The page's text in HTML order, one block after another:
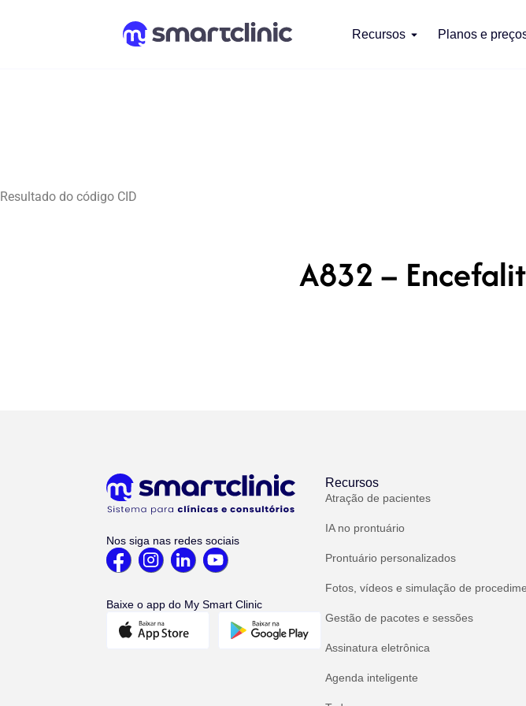
Recursos Planos e
Resultado do código CID
A832 –
Nos siga nas redes sociais
Baixe o app do My Smart Clinic
Recursos
Atração de pacientes
IA no prontuário
Prontuário personalizados
Fotos, vídeos e simulação de
Gestão de pacotes e sessões
Assinatura eletrônica
Agenda inteligente